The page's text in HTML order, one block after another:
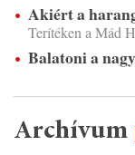
Akiért a
Terítéken a Mád
Balatoni a
Archívum